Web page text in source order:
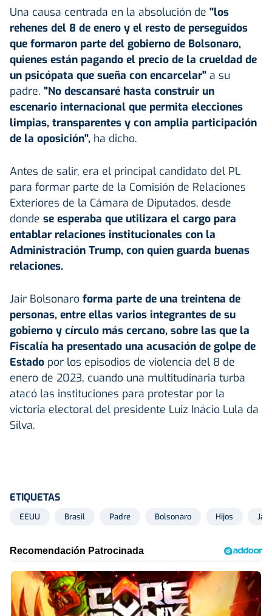
Una causa centrada en la absolución de "los
rehenes del 8 de enero y el resto de perseguidos
que formaron parte del gobierno de Bolsonaro,
quienes están pagando el precio de la crueldad de
un psicópata que sueña con encarcelar" a su
padre. "No descansaré hasta construir un
escenario internacional que permita elecciones
limpias, transparentes y con amplia participación
de la oposición", ha dicho.
Antes de salir, era el principal candidato del PL
para formar parte de la Comisión de Relaciones
Exteriores de la Cámara de Diputados, desde
donde se esperaba que utilizara el cargo para
entablar relaciones institucionales con la
Administración Trump, con quien guarda buenas
relaciones.
Jair Bolsonaro forma parte de una treintena de
personas, entre ellas varios integrantes de su
gobierno y círculo más cercano, sobre las que la
Fiscalía ha presentado una acusación de golpe de
Estado por los episodios de violencia del 8 de
enero de 2023, cuando una multitudinaria turba
atacó las instituciones para protestar por la
victoria electoral del presidente Luiz Inácio Lula da
Silva.
ETIQUETAS
EEUU Brasil Padre Bolsonaro Hijos Jair